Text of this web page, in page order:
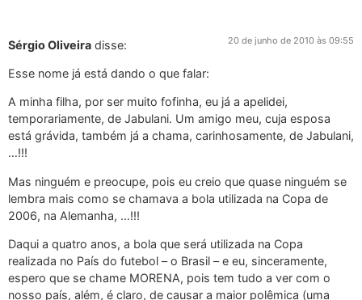
Sérgio Oliveira disse: 20 de junho de 2010 às 09:55
Esse nome já está dando o que falar:
A minha filha, por ser muito fofinha, eu já a apelidei,
temporariamente, de Jabulani. Um amigo meu, cuja esposa
está grávida, também já a chama, carinhosamente, de Jabulani,
…!!!
Mas ninguém e preocupe, pois eu creio que quase ninguém se
lembra mais como se chamava a bola utilizada na Copa de
2006, na Alemanha, …!!!
Daqui a quatro anos, a bola que será utilizada na Copa
realizada no País do futebol – o Brasil – e eu, sinceramente,
espero que se chame MORENA, pois tem tudo a ver com o
nosso país, além, é claro, de causar a maior polêmica (uma